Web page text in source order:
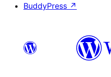
BuddyPress ↗